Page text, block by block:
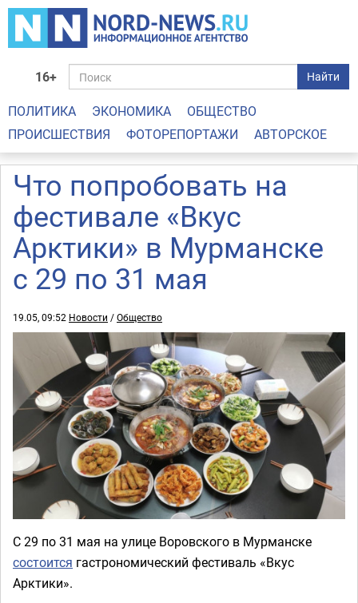
16+ Найти
ПОЛИТИКА ЭКОНОМИКА
ОБЩЕСТВО
ПРОИСШЕСТВИЯ
ФОТОРЕПОРТАЖИ АВТОРСКОЕ
Что попробовать на
фестивале «Вкус
Арктики» в Мурманске
с 29 по 31 мая
19.05, 09:52 Новости /Общество
С 29 по 31 мая на улице Воровского в Мурманске
состоится гастрономический фестиваль «Вкус
Арктики».